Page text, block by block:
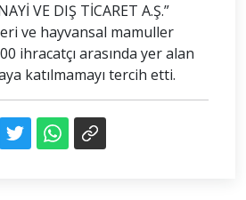
VE DIŞ TİCARET A.Ş.”
ve hayvansal mamuller
ihracatçı arasında yer alan
katılmamayı tercih etti.